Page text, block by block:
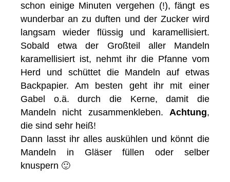
schon einige Minuten vergehen (!), fängt es
wunderbar an zu duften und der Zucker wird
langsam wieder flüssig und karamellisiert.
Sobald etwa der Großteil aller Mandeln
karamellisiert ist, nehmt ihr die Pfanne vom
Herd und schüttet die Mandeln auf etwas
Backpapier. Am besten geht ihr mit einer
Gabel o.ä. durch die Kerne, damit die
Mandeln nicht zusammenkleben. Achtung,
die sind sehr heiß!
Dann lasst ihr alles auskühlen und könnt die
Mandeln in Gläser füllen oder selber
knuspern 🙂